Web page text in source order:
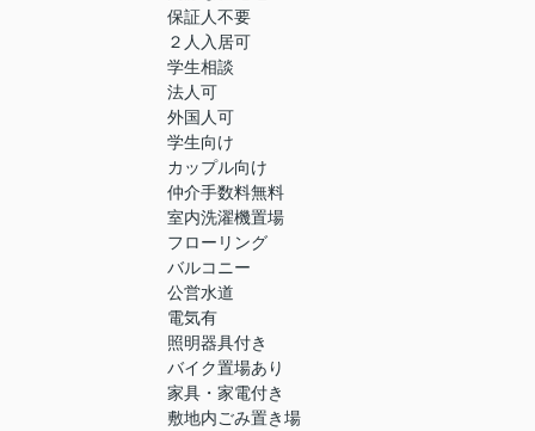
保証人不要
２人入居可
学生相談
法人可
外国人可
学生向け
カップル向け
仲介手数料無料
室内洗濯機置場
フローリング
バルコニー
公営水道
電気有
照明器具付き
バイク置場あり
家具・家電付き
敷地内ごみ置き場